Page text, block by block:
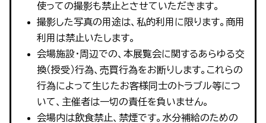
使っての撮影も禁止とさせていただきます。
撮影した写真の用途は、私的利用に限ります。商用
利用は禁止いたします。
会場施設・周辺での、本展覧会に関するあらゆる交
換（授受）行為、売買行為をお断りします。これらの
行為によって生じたお客様同士のトラブル等につ
いて、主催者は一切の責任を負いません。
会場内は飲食禁止、禁煙です。水分補給のための